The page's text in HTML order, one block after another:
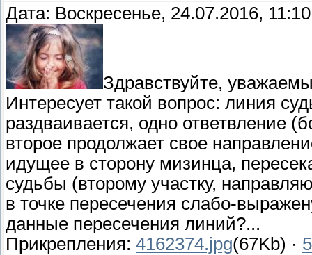
Дата: Воскресенье, 24.07.2016,
Здравствуйте,
Интересует такой вопрос: линия
раздваивается, одно ответвление
второе продолжает свое
идущее в сторону мизинца,
судьбы (второму участку,
в точке пересечения слабо-
данные пересечения линий?...
Прикрепления: 4162374.jpg(67Kb) ·